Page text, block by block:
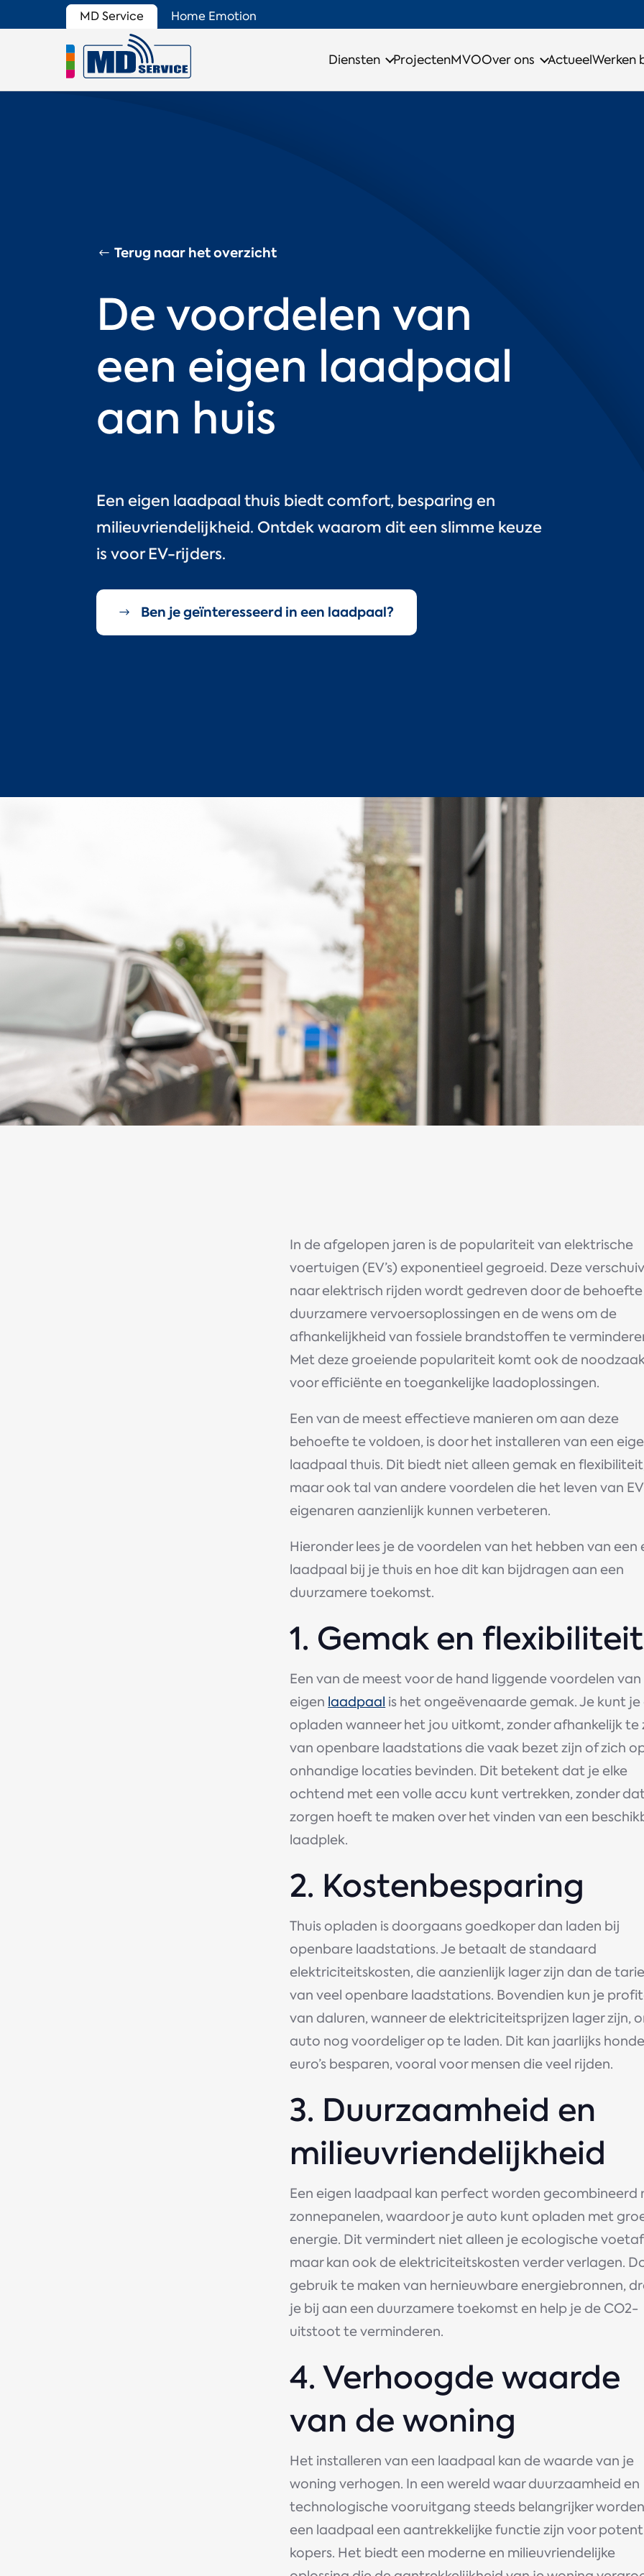
MD Service Home Emotion
Diensten ProjectenMVOOver ons ActueelWerken
Terug naar het overzicht
De voordelen van
een eigen laadpaal
aan huis
Een eigen laadpaal thuis biedt comfort, besparing en
milieuvriendelijkheid. Ontdek waarom dit een slimme keuze
is voor EV-rijders.
Ben je geïnteresseerd in een laadpaal?
In de afgelopen jaren is de populariteit van elektrische
voertuigen (EV’s) exponentieel gegroeid. Deze
naar elektrisch rijden wordt gedreven door de
duurzamere vervoersoplossingen en de wens om de
afhankelijkheid van fossiele brandstoffen te
Met deze groeiende populariteit komt ook de
voor efficiënte en toegankelijke laadoplossingen.
Een van de meest effectieve manieren om aan deze
behoefte te voldoen, is door het installeren van een
laadpaal thuis. Dit biedt niet alleen gemak en
maar ook tal van andere voordelen die het leven van
eigenaren aanzienlijk kunnen verbeteren.
Hieronder lees je de voordelen van het hebben van een
laadpaal bij je thuis en hoe dit kan bijdragen aan een
duurzamere toekomst.
1. Gemak en flexibiliteit
Een van de meest voor de hand liggende voordelen van
eigen laadpaal is het ongeëvenaarde gemak. Je kunt
opladen wanneer het jou uitkomt, zonder afhankelijk te
van openbare laadstations die vaak bezet zijn of zich
onhandige locaties bevinden. Dit betekent dat je elke
ochtend met een volle accu kunt vertrekken, zonder
zorgen hoeft te maken over het vinden van een
laadplek.
2. Kostenbesparing
Thuis opladen is doorgaans goedkoper dan laden bij
openbare laadstations. Je betaalt de standaard
elektriciteitskosten, die aanzienlijk lager zijn dan de
van veel openbare laadstations. Bovendien kun je
van daluren, wanneer de elektriciteitsprijzen lager zijn,
auto nog voordeliger op te laden. Dit kan jaarlijks
euro’s besparen, vooral voor mensen die veel rijden.
3. Duurzaamheid en
milieuvriendelijkheid
Een eigen laadpaal kan perfect worden gecombineerd
zonnepanelen, waardoor je auto kunt opladen met
energie. Dit vermindert niet alleen je ecologische
maar kan ook de elektriciteitskosten verder verlagen.
gebruik te maken van hernieuwbare energiebronnen,
je bij aan een duurzamere toekomst en help je de CO2-
uitstoot te verminderen.
4. Verhoogde waarde
van de woning
Het installeren van een laadpaal kan de waarde van je
woning verhogen. In een wereld waar duurzaamheid en
technologische vooruitgang steeds belangrijker
een laadpaal een aantrekkelijke functie zijn voor
kopers. Het biedt een moderne en milieuvriendelijke